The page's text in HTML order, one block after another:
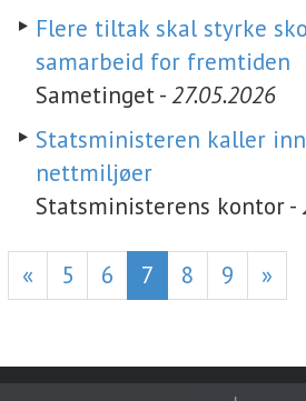
Flere tiltak skal styrke
samarbeid for fremtiden
Sametinget -27.05.2026
Statsministeren kaller
nettmiljøer
Statsministerens kontor -
« 5 6 7 8 9 »